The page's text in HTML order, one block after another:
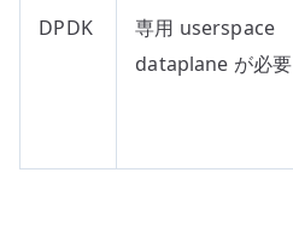
DPDK
専用 userspace
dataplane が必要